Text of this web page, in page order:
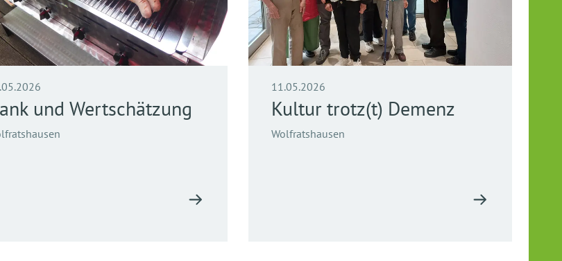
und Wertschätzung
11.05.2026
Kultur trotz(t) Demenz
Wolfratshausen